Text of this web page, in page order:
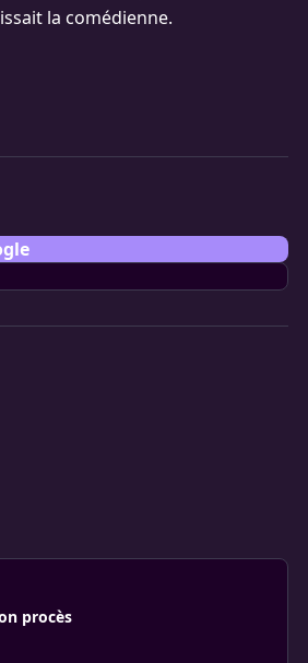
la comédienne.
procès